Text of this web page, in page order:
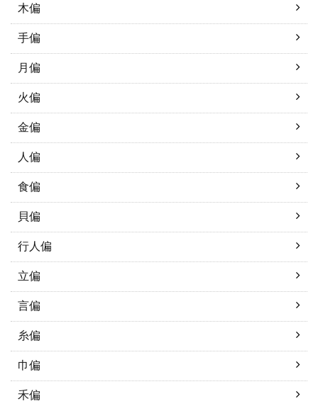
木偏
手偏
月偏
火偏
金偏
人偏
食偏
貝偏
行人偏
立偏
言偏
糸偏
巾偏
禾偏